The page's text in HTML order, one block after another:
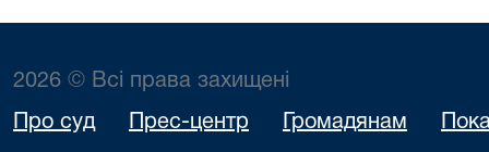
2026 © Всі права захищені
Про суд Прес-центр Громадянам